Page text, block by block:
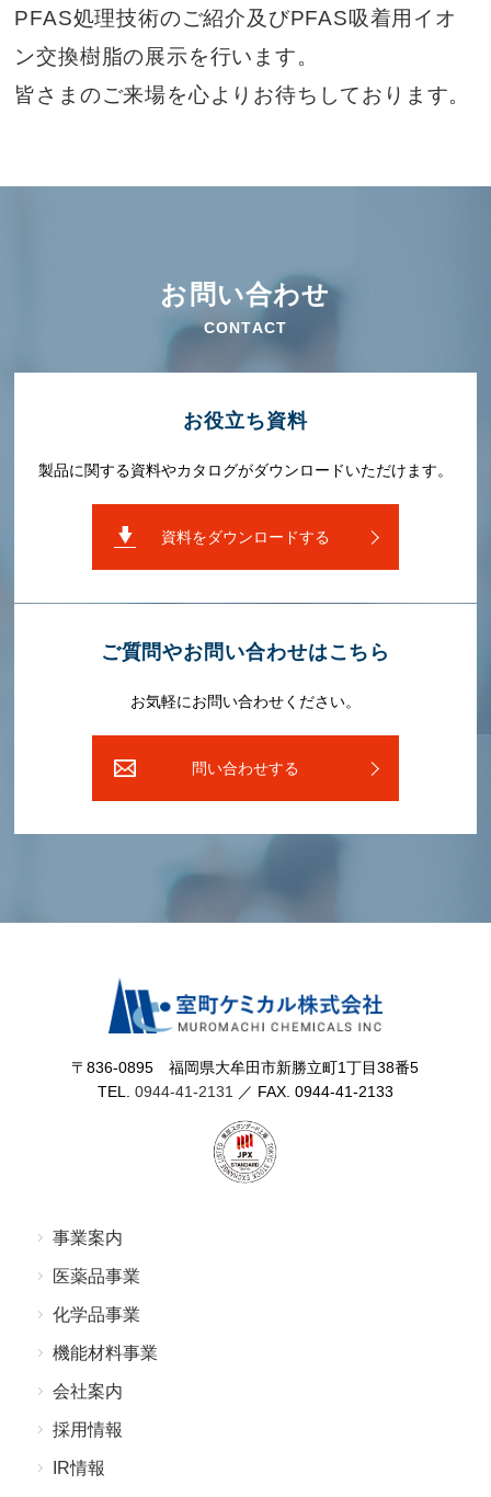
PFAS処理技術のご紹介及びPFAS吸着用イオ
ン交換樹脂の展示を行います。
皆さまのご来場を心よりお待ちしております。
お問い合わせ
CONTACT
お役⽴ち資料
製品に関する資料やカタログがダウンロードいただけます。
資料をダウンロードする
ご質問やお問い合わせはこちら
お気軽にお問い合わせください。
問い合わせする
〒836-0895 福岡県⼤牟⽥市新勝⽴町1丁⽬38番5
TEL. 0944-41-2131 ／ FAX. 0944-41-2133
事業案内
医薬品事業
化学品事業
機能材料事業
会社案内
採⽤情報
IR情報